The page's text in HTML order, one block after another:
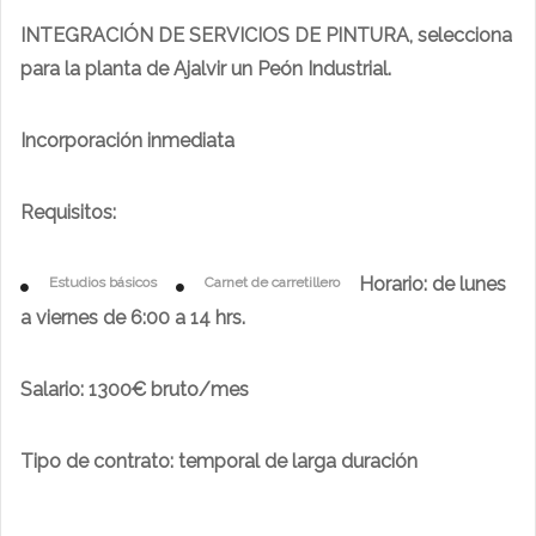
INTEGRACIÓN DE SERVICIOS DE PINTURA, selecciona
para la planta de Ajalvir un Peón Industrial.
Incorporación inmediata
Requisitos:
Estudios básicos Carnet de carretillero
Horario: de lunes
a viernes de 6:00 a 14 hrs.
Salario: 1300€ bruto/mes
Tipo de contrato: temporal de larga duración